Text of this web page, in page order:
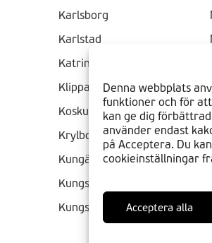
Denna webbplats
funktioner och för
kan ge dig
använder endast
på Acceptera. Du
cookieinställningar
Acceptera alla
Karlsborg
Karlstad
Katrineholm
Klippan
Koskullskulle
Krylbo
Kungälv
Kungshamn
Kungsör